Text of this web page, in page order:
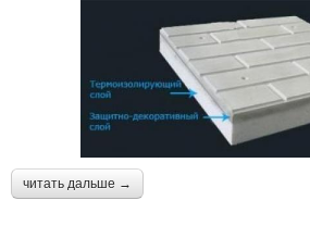
Стеновые панели
Панели для облицовки
читать дальше →